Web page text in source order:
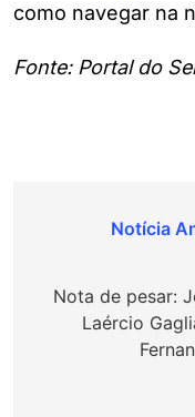
como navegar na
Fonte: Portal do
Navegação
Post
Nota de pesar:
Laércio